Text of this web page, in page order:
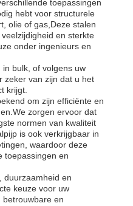
toepassingen
hebt voor structurele
olie of gas,Deze stalen
en sterkte
onder ingenieurs en
bulk, of volgens uw
zeker van zijn dat u het
krijgt.
om zijn efficiënte en
zorgen ervoor dat
normen van kwaliteit
is ook verkrijgbaar in
waardoor deze
toepassingen en
duurzaamheid en
keuze voor uw
betrouwbare en